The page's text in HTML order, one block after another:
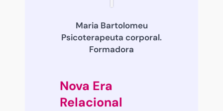
Maria Bartolomeu
Psicoterapeuta corporal.
Formadora
Nova Era
Relacional